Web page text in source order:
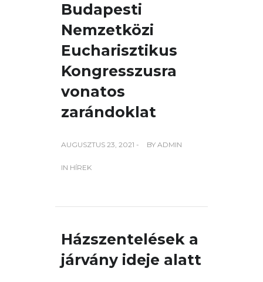
Budapesti
Nemzetközi
Eucharisztikus
Kongresszusra
vonatos
zarándoklat
AUGUSZTUS 23, 2021 - BY ADMIN
IN HÍREK
Házszentelések a
járvány ideje alatt